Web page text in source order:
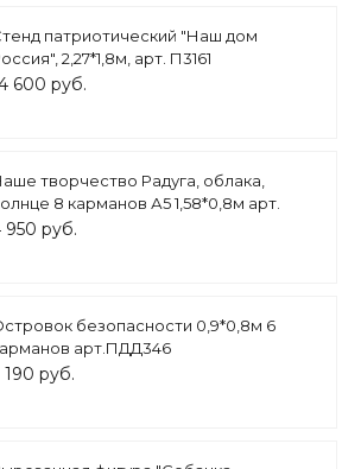
патриотический "Наш дом
2,27*1,8м, арт. П3161
600 руб.
творчество Радуга, облака,
8 карманов А5 1,58*0,8м арт.
950 руб.
безопасности 0,9*0,8м 6
арт.ПДД346
190 руб.